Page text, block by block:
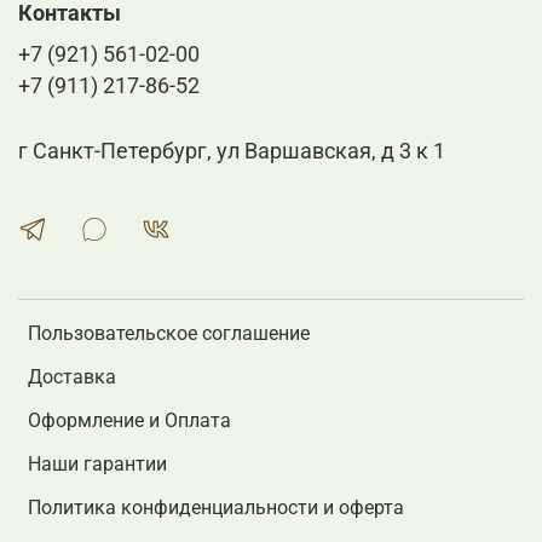
Пользовательское соглашение
Доставка
Оформление и Оплата
Наши гарантии
Политика конфиденциальности и оферта
Контакты
+7 (921) 561-02-00
+7 (911) 217-86-52
г Санкт-Петербург, ул Варшавская, д 3 к 1